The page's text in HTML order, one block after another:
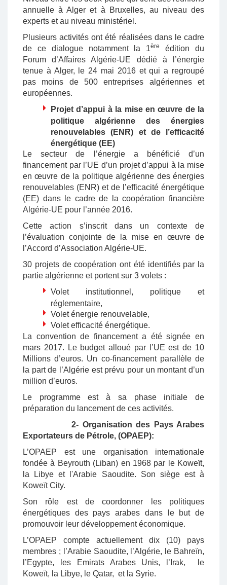
annuelle à Alger et à Bruxelles, au niveau des
experts et au niveau ministériel.
Plusieurs activités ont été réalisées dans le cadre
de ce dialogue notamment la 1ère
édition du
Forum d’Affaires Algérie-UE dédié à l’énergie
tenue à Alger, le 24 mai 2016 et qui a regroupé
pas moins de 500 entreprises algériennes et
européennes.
Projet d’appui à la mise en œuvre de la
politique algérienne des énergies
renouvelables (ENR) et de l’efficacité
énergétique (EE)
Le secteur de l’énergie a bénéficié d’un
financement par l’UE d’un projet d’appui à la mise
en œuvre de la politique algérienne des énergies
renouvelables (ENR) et de l’efficacité énergétique
(EE) dans le cadre de la coopération financière
Algérie-UE pour l’année 2016.
Cette action s’inscrit dans un contexte de
l’évaluation conjointe de la mise en œuvre de
l’Accord d’Association Algérie-UE.
30 projets de coopération ont été identifiés par la
partie algérienne et portent sur 3 volets :
Volet institutionnel, politique et
réglementaire,
Volet énergie renouvelable,
Volet efficacité énergétique.
La convention de financement a été signée en
mars 2017. Le budget alloué par l’UE est de 10
Millions d’euros. Un co-financement parallèle de
la part de l’Algérie est prévu pour un montant d’un
million d’euros.
Le programme est à sa phase initiale de
préparation du lancement de ces activités.
2- Organisation des Pays Arabes
Exportateurs de Pétrole, (OPAEP):
L’OPAEP est une organisation internationale
fondée à Beyrouth (Liban) en 1968 par le Koweït,
la Libye et l'Arabie Saoudite. Son siège est à
Koweït City.
Son rôle est de coordonner les politiques
énergétiques des pays arabes dans le but de
promouvoir leur développement économique.
L’OPAEP compte actuellement dix (10) pays
membres ; l’Arabie Saoudite, l’Algérie, le Bahreïn,
l’Egypte, les Emirats Arabes Unis, l’Irak, le
Koweït, la Libye, le Qatar, et la Syrie.